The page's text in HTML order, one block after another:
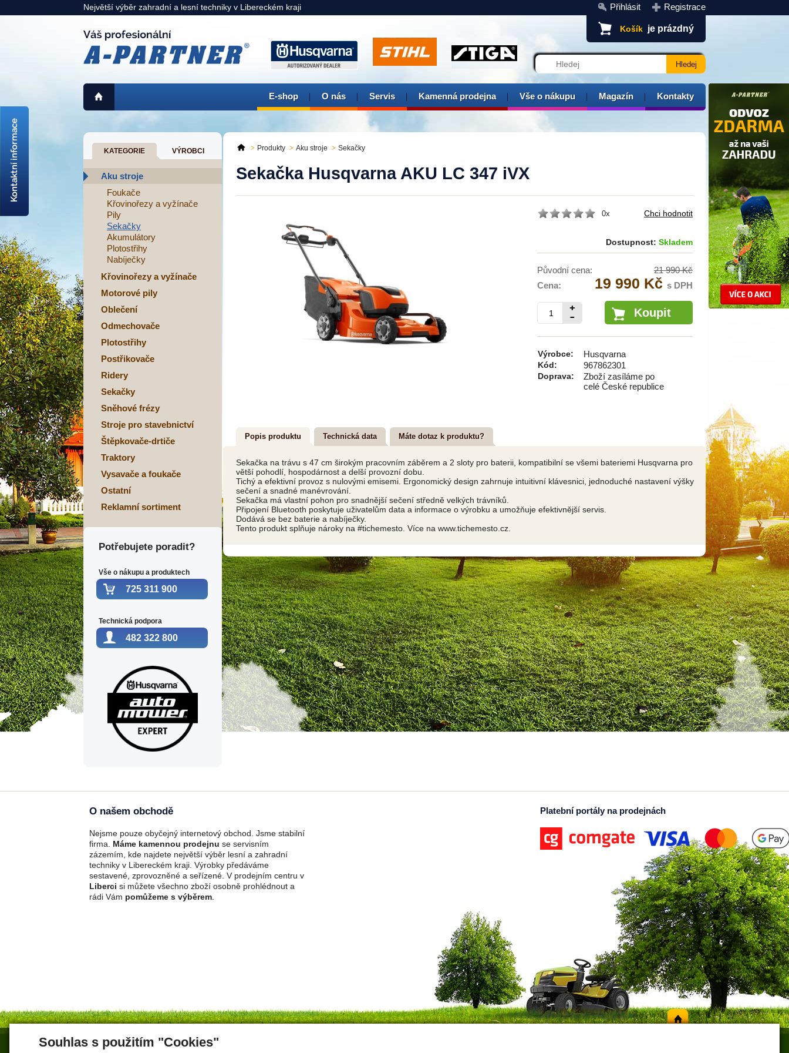
Souhlas s použitím "Cookies"
Největší výběr zahradní a lesní techniky v Libereckém kraji Přihlásit Registrace
E-shop O nás Servis Kamenná prodejna Vše o nákupu Magazín Kontakty
Košík je prázdný
725 311 900
liberec@a-partner.cz
KAMENNÁ PRODEJNA:
Liberec
KATEGORIE VÝROBCI
Aku stroje
Foukače
Křovinořezy a vyžínače
Pily
Sekačky
Akumulátory
Plotostřihy
Nabíječky
Křovinořezy a vyžínače
Motorové pily
Oblečení
Odmechovače
Plotostřihy
Postřikovače
Ridery
Sekačky
Sněhové frézy
Stroje pro stavebnictví
Štěpkovače-drtiče
Traktory
Vysavače a foukače
Ostatní
Reklamní sortiment
Potřebujete poradit?
Vše o nákupu a produktech
725 311 900
Technická podpora
482 322 800
Produkty Aku stroje Sekačky
Sekačka Husqvarna AKU LC 347 iVX
0x
Dostupnost: Skladem
Původní cena:
21 990 Kč
Cena:
19 990 Kč s DPH
Koupit
Výrobce: Husqvarna
Kód: 967862301
Doprava:
Zboží zasíláme po
celé České republice
Popis produktu Technická data Máte dotaz k produktu?
Sekačka na trávu s 47 cm širokým pracovním záběrem a 2 sloty pro baterii, kompatibilní se všemi bateriemi Husqvarna pro
větší pohodlí, hospodárnost a delší provozní dobu.
Tichý a efektivní provoz s nulovými emisemi. Ergonomický design zahrnuje intuitivní klávesnici, jednoduché nastavení výšky
sečení a snadné manévrování.
Sekačka má vlastní pohon pro snadnější sečení středně velkých trávníků.
Připojení Bluetooth poskytuje uživatelům data a informace o výrobku a umožňuje efektivnější servis.
Dodává se bez baterie a nabíječky.
Tento produkt splňuje nároky na #tichemesto. Více na www.tichemesto.cz.
Platební portály na prodejnách
O našem obchodě
Nejsme pouze obyčejný internetový obchod. Jsme stabilní
firma. Máme kamennou prodejnu se servisním
zázemím, kde najdete největší výběr lesní a zahradní
techniky v Libereckém kraji. Výrobky předáváme
sestavené, zprovozněné a seřízené. V prodejním centru v
Liberci si můžete všechno zboží osobně prohlédnout a
rádi Vám pomůžeme s výběrem